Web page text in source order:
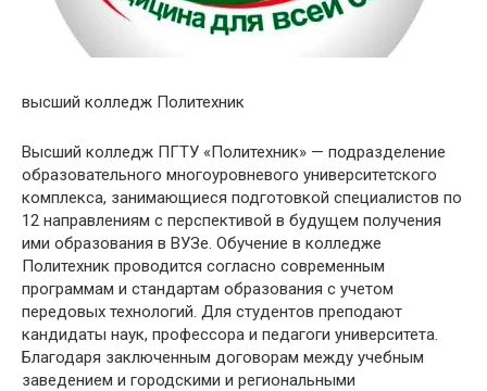
высший колледж Политехник
Высший колледж ПГТУ «Политехник» — подразделение
образовательного многоуровневого университетского
комплекса, занимающиеся подготовкой специалистов по
12 направлениям с перспективой в будущем получения
ими образования в ВУЗе. Обучение в колледже
Политехник проводится согласно современным
программам и стандартам образования с учетом
передовых технологий. Для студентов преподают
кандидаты наук, профессора и педагоги университета.
Благодаря заключенным договорам между учебным
заведением и городскими и региональными